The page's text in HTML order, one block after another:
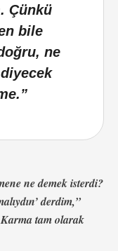
Çünkü
bile
ne
ne demek isterdi?
derdim,”
tam olarak